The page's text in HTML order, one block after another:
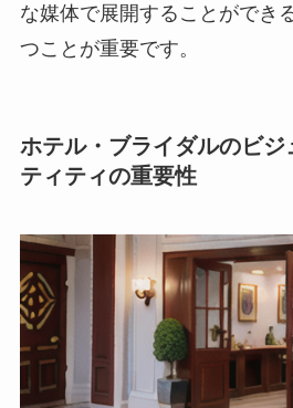
な媒体で展開することができ
つことが重要です。
ホテル・ブライダルのビジ
ティティの重要性